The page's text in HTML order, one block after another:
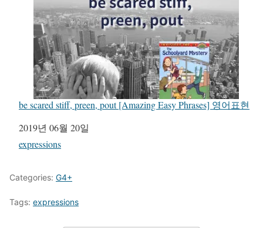
be scared stiff, preen, pout [Amazing Easy Phrases] 영어표현
일자
2019년 06월 20일
관련 항목
expressions
Categories: G4+
Tags: expressions